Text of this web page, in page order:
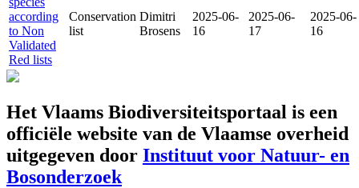
according
to Non
Validated
Red lists
Conservation
list
Dimitri
Brosens
2025-06-
16
2025-06-
17
2025-06-
16
Het Vlaams Biodiversiteitsportaal is een
officiële website van de Vlaamse overheid
uitgegeven door Instituut voor Natuur- en
Bosonderzoek